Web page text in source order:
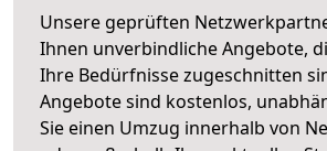
Unsere geprüften
Ihnen unverbindliche Angebote,
Ihre Bedürfnisse zugeschnitten
Angebote sind kostenlos,
Sie einen Umzug innerhalb von